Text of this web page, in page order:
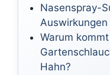
Nasenspray-
Warum
Hahn?